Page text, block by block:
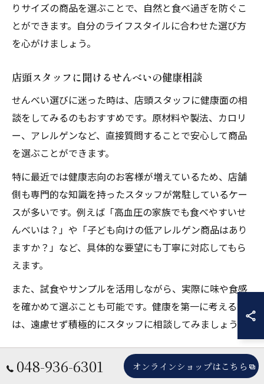
りサイズの商品を選ぶことで、自然と食べ過ぎを防ぐこ
とができます。自分のライフスタイルに合わせた選び方
を心がけましょう。
店頭スタッフに聞けるせんべいの健康相談
せんべい選びに迷った時は、店頭スタッフに健康面の相
談をしてみるのもおすすめです。原材料や製法、カロリ
ー、アレルゲンなど、直接質問することで安心して商品
を選ぶことができます。
特に最近では健康志向のお客様が増えているため、店舗
側も専門的な知識を持ったスタッフが常駐しているケー
スが多いです。例えば「高血圧の家族でも食べやすいせ
んべいは？」や「子ども向けの低アレルゲン商品はあり
ますか？」など、具体的な要望にも丁寧に対応してもら
えます。
また、試食やサンプルを活用しながら、実際に味や食感
を確かめて選ぶことも可能です。健康を第一に考える方
は、遠慮せず積極的にスタッフに相談してみましょう。
この場所でしか味わえないせ
048-936-6301 オンラインショップはこちら